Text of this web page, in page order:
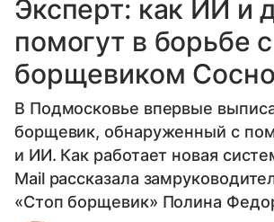
Эксперт: как ИИ и
помогут в борьбе с
борщевиком
В Подмосковье впервые
борщевик, обнаруженный с
и ИИ. Как работает новая
Mail рассказала
«Стоп борщевик» Полина